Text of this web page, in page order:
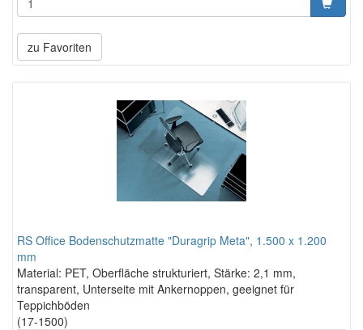
zu Favoriten
RS Office Bodenschutzmatte "Duragrip Meta", 1.500 x 1.200
mm
Material: PET, Oberfläche strukturiert, Stärke: 2,1 mm,
transparent, Unterseite mit Ankernoppen, geeignet für
Teppichböden
(17-1500)